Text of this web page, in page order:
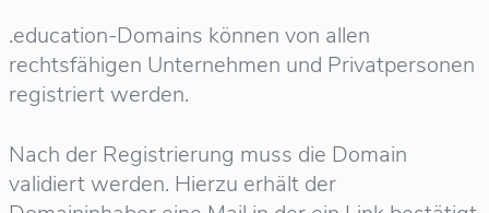
.education-Domains können von allen
rechtsfähigen Unternehmen und Privatpersonen
registriert werden.
Nach der Registrierung muss die Domain
validiert werden. Hierzu erhält der